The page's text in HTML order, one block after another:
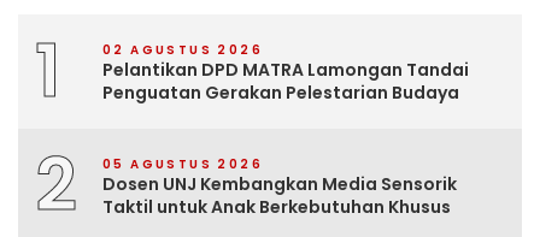
1 02 AGUSTUS 2026
Pelantikan DPD MATRA Lamongan Tandai
Penguatan Gerakan Pelestarian Budaya
2 05 AGUSTUS 2026
Dosen UNJ Kembangkan Media Sensorik
Taktil untuk Anak Berkebutuhan Khusus